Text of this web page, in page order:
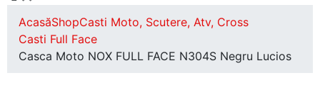
AcasăShopCasti Moto, Scutere, Atv, Cross
Casti Full Face
Casca Moto NOX FULL FACE N304S Negru Lucios